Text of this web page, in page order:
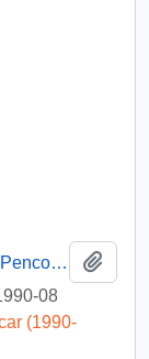
Propuesta de los Trabajadores de Loza Penco al sr. Presidente de la República
08
(1990-